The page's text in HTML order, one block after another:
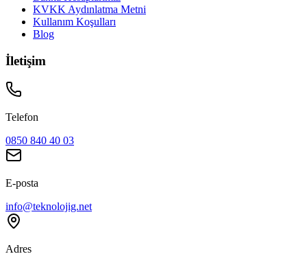
KVKK Aydınlatma Metni
Kullanım Koşulları
Blog
İletişim
Telefon
0850 840 40 03
E-posta
info@teknolojig.net
Adres